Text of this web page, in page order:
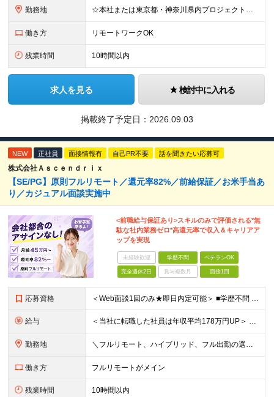
勤務地 ☆本社または東京都・神奈川県内プロジェクト先での勤務となります ☆リモートワークOKの案件も多数あります(応相談) ☆転居を伴う転勤はありません ☆九州地方、北陸地方、北海道からの転職者も多数在籍！/
働き方 リモートワークOK
残業時間 10時間以内
求人を見る 検討中に入れる
掲載終了予定日： 2026.09.03
NEW 正社員 面接情報有 自己PR不要 話を聞きたい応募可
株式会社Ａｓｃｅｎｄｒｉｘ
【SE/PG】原則フルリモート／還元率82%／前給保証／お米手当あ
り／カジュアル面談実施中
<前職給与保証あり>スキルのみで評価される*無
駄な社内業務ゼロ*高還元率で収入＆キャリアア
ップを実現
未経験歓迎 学歴不問 ベテランOK
完全週休2日 賞与複数月 面接1回
応募資格 ＜Web面談1回のみ★即日内定可能＞ ■学歴不問 ■エンジニアとしての実務経験1年以上 （開発・インフラ・技術・工程など不問）
給与 ＜当社に転職した社員は年収平均178万円UP＞ 月給45万円～120万円＋賞与＋各手当 ※経験・能力などを考慮の上、決定します ※案件の契約内容（月単金など）や昇給、賞与額はすべてシステム上で開示し
勤務地 ＼フルリモート、ハイブリッド、フル出勤の選択可＆帰社日なし／ 【下記エリアを中心とするクライアント先または自宅にて勤務】 ■首都圏：東京・埼玉・千葉・神奈川 ■関西：大阪・兵庫・京都・滋賀・奈良・和
働き方 フルリモートがメイン
残業時間 10時間以内